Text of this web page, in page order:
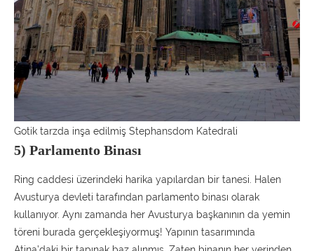
Gotik tarzda inşa edilmiş Stephansdom Katedrali
5) Parlamento Binası
Ring caddesi üzerindeki harika yapılardan bir tanesi. Halen
Avusturya devleti tarafından parlamento binası olarak
kullanıyor. Aynı zamanda her Avusturya başkanının da yemin
töreni burada gerçekleşiyormuş! Yapının tasarımında